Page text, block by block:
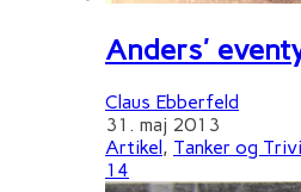
Anders'
Claus Ebberfeld
31. maj 2013
Artikel , Tanker og
14